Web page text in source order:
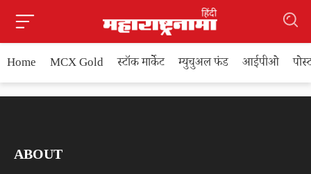
Home MCX Gold स्टॉक मार्केट म्युचुअल फंड आईपीओ
ABOUT